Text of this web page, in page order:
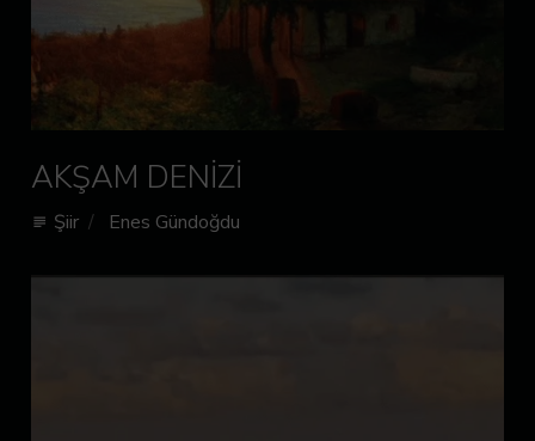
AKŞAM DENİZİ
subject Şiir Enes Gündoğdu